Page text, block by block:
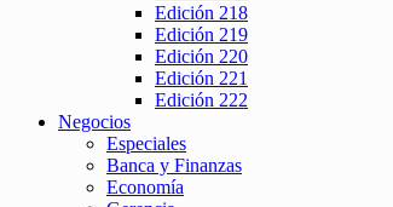
Edición 218
Edición 219
Edición 220
Edición 221
Edición 222
Negocios
Especiales
Banca y Finanzas
Economía